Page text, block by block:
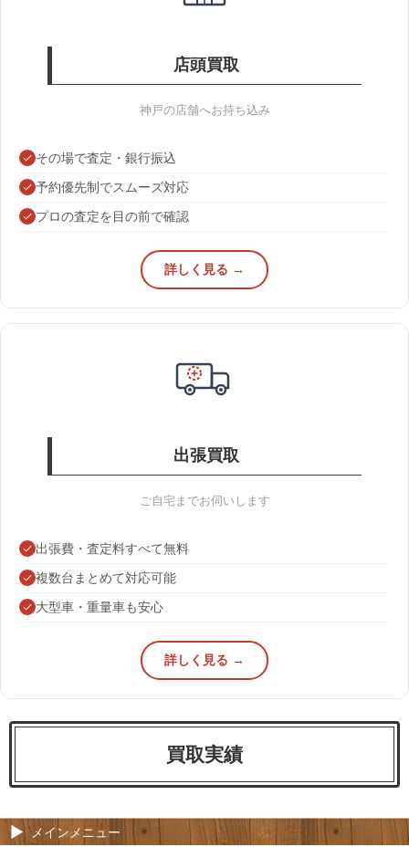
店頭買取
神戸の店舗へお持ち込み
その場で査定・銀行振込
予約優先制でスムーズ対応
プロの査定を目の前で確認
詳しく見る →
出張買取
ご自宅までお伺いします
出張費・査定料すべて無料
複数台まとめて対応可能
大型車・重量車も安心
詳しく見る →
買取実績
メインメニュー